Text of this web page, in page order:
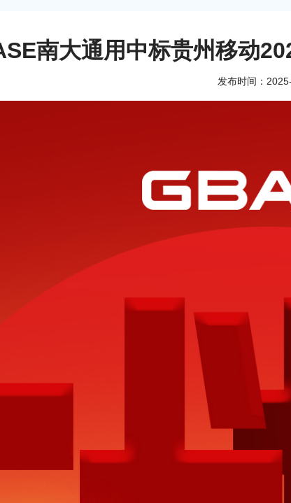
南大通用中标贵州移动
发布时间：